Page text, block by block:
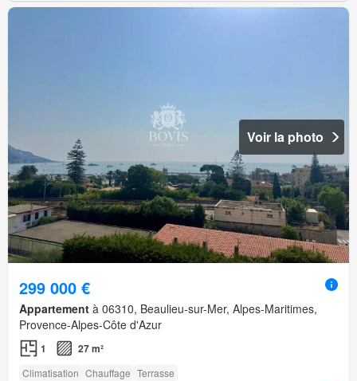
Voir la photo
299 000 €
Appartement à 06310, Beaulieu-sur-Mer, Alpes-Maritimes,
Provence-Alpes-Côte d'Azur
1 27 m²
Climatisation Chauffage Terrasse